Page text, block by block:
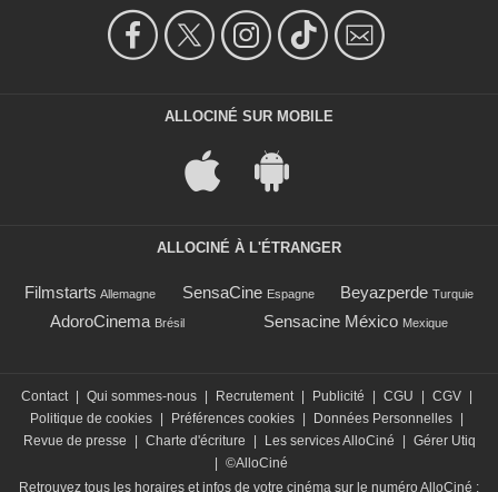
ALLOCINÉ SUR MOBILE
ALLOCINÉ À L'ÉTRANGER
Filmstarts Allemagne SensaCine Espagne Beyazperde Turquie
AdoroCinema Brésil Sensacine México Mexique
Contact Qui sommes-nous Recrutement Publicité CGU CGV
Politique de cookies
Préférences cookies Données Personnelles
Revue de presse
Charte d'écriture Les services AlloCiné
Gérer Utiq
©AlloCiné
Retrouvez tous les horaires et infos de votre cinéma sur le numéro AlloCiné :